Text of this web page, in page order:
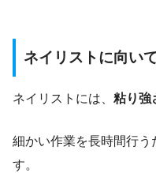
ネイリストに向い
ネイリストには、 粘り強
細かい作業を長時間行
す。